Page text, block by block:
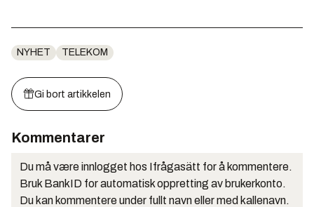
NYHET TELEKOM
Gi bort artikkelen
Kommentarer
Du må være innlogget hos Ifrågasätt for å kommentere.
Bruk BankID for automatisk oppretting av brukerkonto.
Du kan kommentere under fullt navn eller med kallenavn.